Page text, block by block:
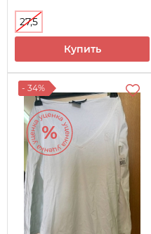
27,5
Купить
- 34%